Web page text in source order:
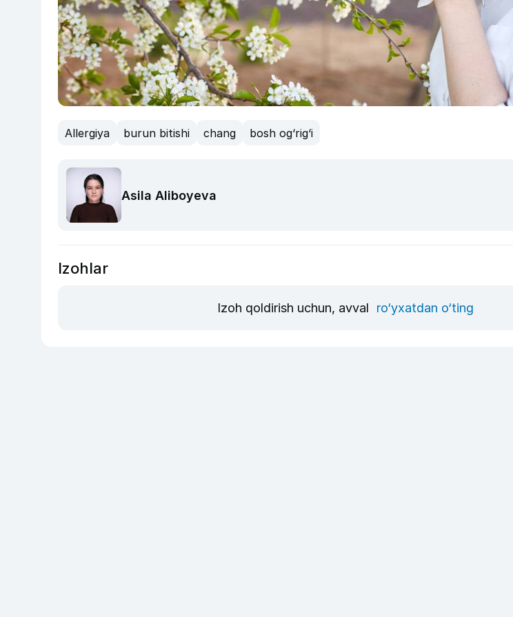
Allergiya burun bitishi chang bosh og‘rig‘i
Asila Aliboyeva
Izohlar
Izoh qoldirish uchun, avval ro‘yxatdan o‘ting